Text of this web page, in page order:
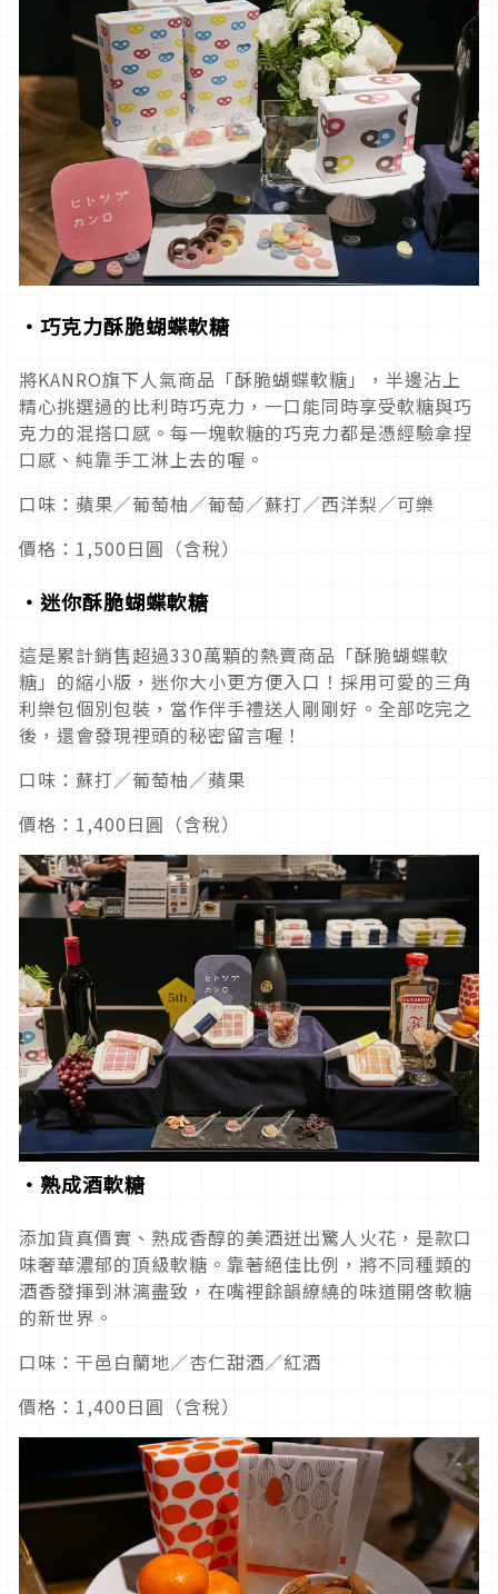
・巧克力酥脆蝴蝶軟糖
將KANRO旗下人氣商品「酥脆蝴蝶軟糖」，半邊沾上
精心挑選過的比利時巧克力，一口能同時享受軟糖與巧
克力的混搭口感。每一塊軟糖的巧克力都是憑經驗拿捏
口感、純靠手工淋上去的喔。
口味：蘋果／葡萄柚／葡萄／蘇打／西洋梨／可樂
價格：1,500日圓（含稅）
・迷你酥脆蝴蝶軟糖
這是累計銷售超過330萬顆的熱賣商品「酥脆蝴蝶軟
糖」的縮小版，迷你大小更方便入口！採用可愛的三角
利樂包個別包裝，當作伴手禮送人剛剛好。全部吃完之
後，還會發現裡頭的秘密留言喔！
口味：蘇打／葡萄柚／蘋果
價格：1,400日圓（含稅）
・熟成酒軟糖
添加貨真價實、熟成香醇的美酒迸出驚人火花，是款口
味奢華濃郁的頂級軟糖。靠著絕佳比例，將不同種類的
酒香發揮到淋漓盡致，在嘴裡餘韻繚繞的味道開啓軟糖
的新世界。
口味：干邑白蘭地／杏仁甜酒／紅酒
價格：1,400日圓（含稅）